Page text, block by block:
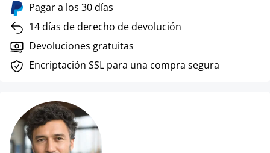
Pagar a los 30 días
14 días de derecho de devolución
Devoluciones gratuitas
Encriptación SSL para una compra segura